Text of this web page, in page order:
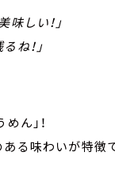
しい！」
ね！」
ん」！
る味わいが特徴